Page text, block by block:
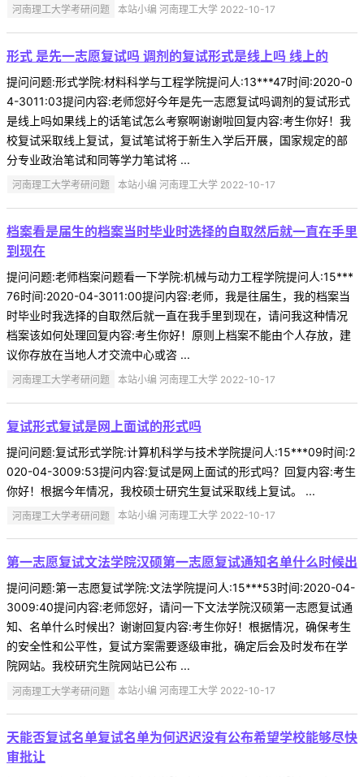
河南理工大学考研问题 本站小编 河南理工大学 2022-10-17
形式 是先一志愿复试吗 调剂的复试形式是线上吗 线上的
提问问题:形式学院:材料科学与工程学院提问人:13***47时间:2020-0
4-3011:03提问内容:老师您好今年是先一志愿复试吗调剂的复试形式
是线上吗如果线上的话笔试怎么考察啊谢谢啦回复内容:考生你好！我
校复试采取线上复试，复试笔试将于新生入学后开展，国家规定的部
分专业政治笔试和同等学力笔试将 ...
河南理工大学考研问题 本站小编 河南理工大学 2022-10-17
档案看是届生的档案当时毕业时选择的自取然后就一直在手里
到现在
提问问题:老师档案问题看一下学院:机械与动力工程学院提问人:15***
76时间:2020-04-3011:00提问内容:老师，我是往届生，我的档案当
时毕业时我选择的自取然后就一直在我手里到现在，请问我这种情况
档案该如何处理回复内容:考生你好！原则上档案不能由个人存放，建
议你存放在当地人才交流中心或咨 ...
河南理工大学考研问题 本站小编 河南理工大学 2022-10-17
复试形式复试是网上面试的形式吗
提问问题:复试形式学院:计算机科学与技术学院提问人:15***09时间:2
020-04-3009:53提问内容:复试是网上面试的形式吗？回复内容:考生
你好！根据今年情况，我校硕士研究生复试采取线上复试。 ...
河南理工大学考研问题 本站小编 河南理工大学 2022-10-17
第一志愿复试文法学院汉硕第一志愿复试通知名单什么时候出
提问问题:第一志愿复试学院:文法学院提问人:15***53时间:2020-04-
3009:40提问内容:老师您好，请问一下文法学院汉硕第一志愿复试通
知、名单什么时候出？谢谢回复内容:考生你好！根据情况，确保考生
的安全性和公平性，复试方案需要逐级审批，确定后会及时发布在学
院网站。我校研究生院网站已公布 ...
河南理工大学考研问题 本站小编 河南理工大学 2022-10-17
天能否复试名单复试名单为何迟迟没有公布希望学校能够尽快
审批让